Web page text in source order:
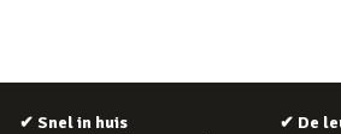
✔ Snel in huis ✔ De